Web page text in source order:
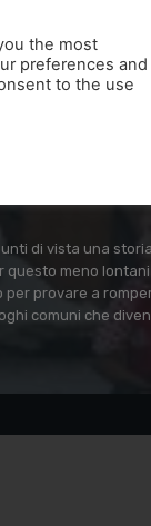
di vista una
meno
provare a
comuni che
the most
preferences and
to the use